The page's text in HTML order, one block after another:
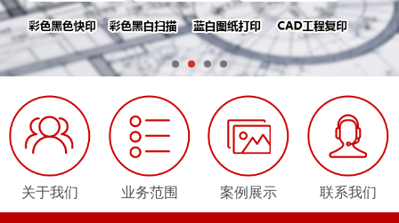
关于我们 业务范围 案例展示 联系我们